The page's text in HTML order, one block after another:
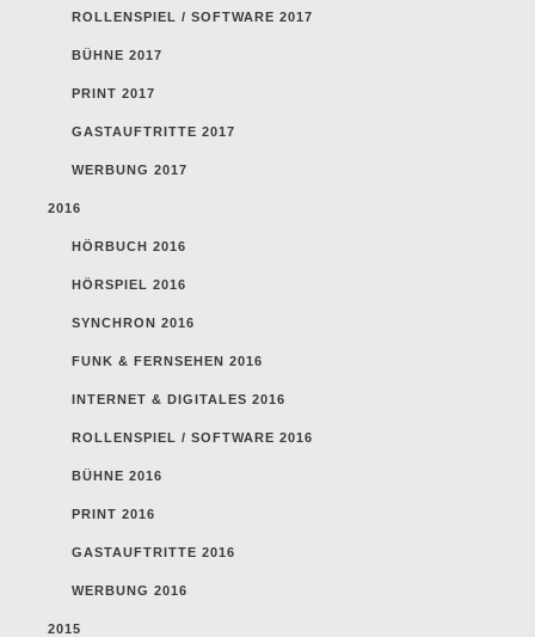
ROLLENSPIEL / SOFTWARE 2017
BÜHNE 2017
PRINT 2017
GASTAUFTRITTE 2017
WERBUNG 2017
2016
HÖRBUCH 2016
HÖRSPIEL 2016
SYNCHRON 2016
FUNK & FERNSEHEN 2016
INTERNET & DIGITALES 2016
ROLLENSPIEL / SOFTWARE 2016
BÜHNE 2016
PRINT 2016
GASTAUFTRITTE 2016
WERBUNG 2016
2015